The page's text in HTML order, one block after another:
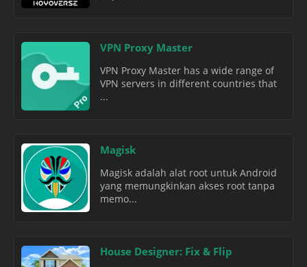
VPN Proxy Master
VPN Proxy Master has a wide range of
VPN servers in different countries that
...
Magisk
Magisk adalah alat root untuk Android
yang memungkinkan akses root tanpa
memo...
House Designer: Fix & Flip